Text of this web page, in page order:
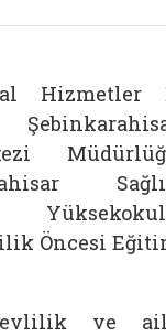
Hizmetler
Öncesi
evlilik ve